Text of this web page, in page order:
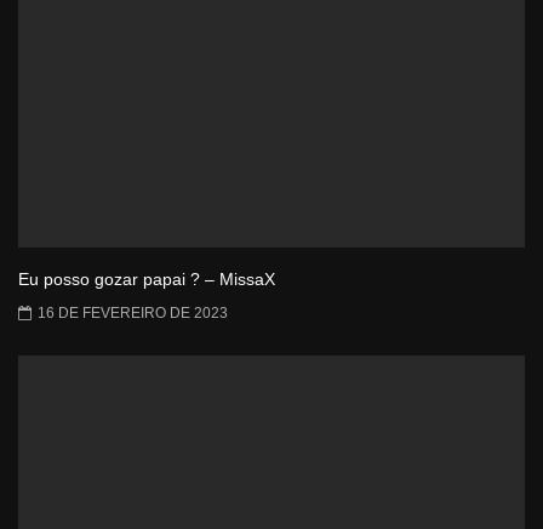
Eu posso gozar papai ? – MissaX
16 DE FEVEREIRO DE 2023